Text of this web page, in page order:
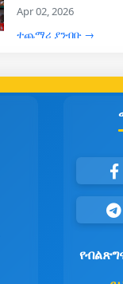
Apr 02, 2026
ተጨማሪ ያንብቡ →